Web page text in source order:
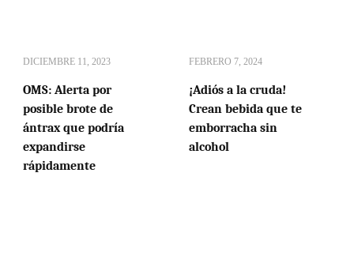
DICIEMBRE 11, 2023
OMS: Alerta por
posible brote de
ántrax que podría
expandirse
rápidamente
FEBRERO 7, 2024
¡Adiós a la cruda!
Crean bebida que te
emborracha sin
alcohol